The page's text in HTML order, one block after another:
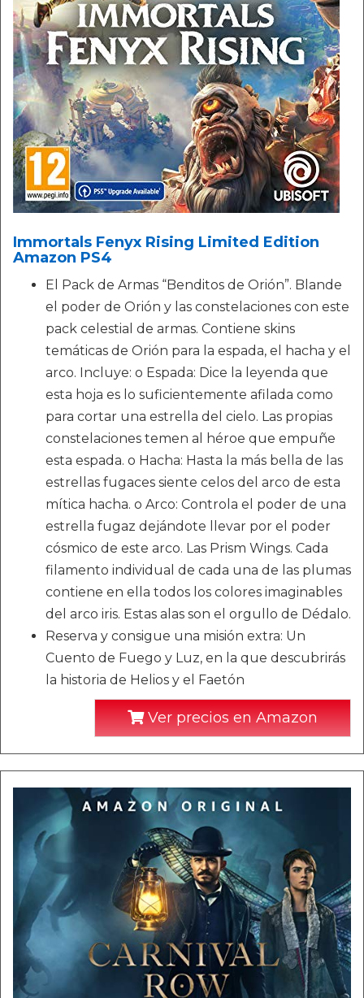
Immortals Fenyx Rising Limited Edition
Amazon PS4
El Pack de Armas “Benditos de Orión”. Blande
el poder de Orión y las constelaciones con este
pack celestial de armas. Contiene skins
temáticas de Orión para la espada, el hacha y el
arco. Incluye: o Espada: Dice la leyenda que
esta hoja es lo suficientemente afilada como
para cortar una estrella del cielo. Las propias
constelaciones temen al héroe que empuñe
esta espada. o Hacha: Hasta la más bella de las
estrellas fugaces siente celos del arco de esta
mítica hacha. o Arco: Controla el poder de una
estrella fugaz dejándote llevar por el poder
cósmico de este arco. Las Prism Wings. Cada
filamento individual de cada una de las plumas
contiene en ella todos los colores imaginables
del arco iris. Estas alas son el orgullo de Dédalo.
Reserva y consigue una misión extra: Un
Cuento de Fuego y Luz, en la que descubrirás
la historia de Helios y el Faetón
Ver precios en Amazon